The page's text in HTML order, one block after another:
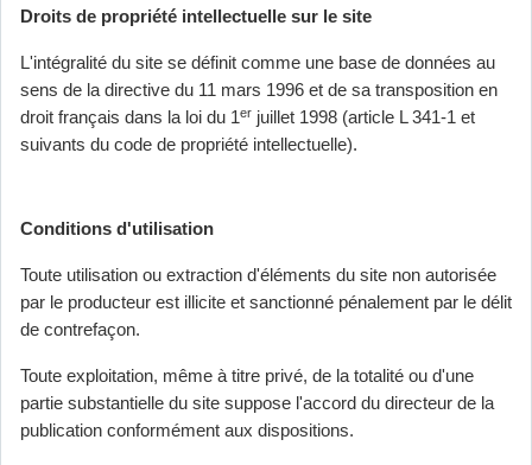
Droits de propriété intellectuelle sur le site
L'intégralité du site se définit comme une base de données au
sens de la directive du 11 mars 1996 et de sa transposition en
droit français dans la loi du 1er juillet 1998 (article L 341-1 et
suivants du code de propriété intellectuelle).
Conditions d'utilisation
Toute utilisation ou extraction d'éléments du site non autorisée
par le producteur est illicite et sanctionné pénalement par le délit
de contrefaçon.
Toute exploitation, même à titre privé, de la totalité ou d'une
partie substantielle du site suppose l'accord du directeur de la
publication conformément aux dispositions.